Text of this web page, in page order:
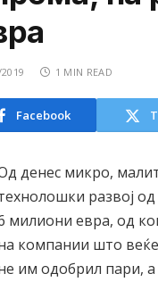
1 MIN READ
Facebook
денес микро,
развој
милиони евра, од
компании што
им одобрил пари,